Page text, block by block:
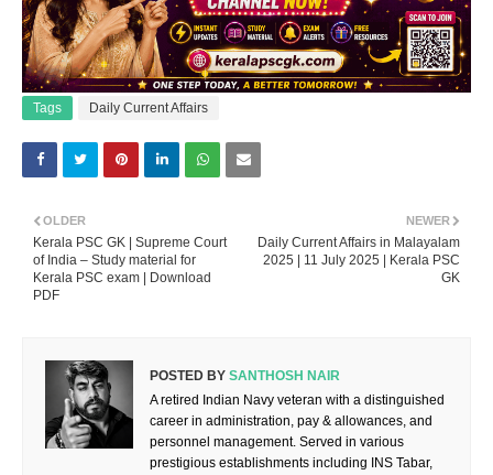
Tags Daily Current Affairs
NEWER
Daily Current Affairs in Malayalam
2025 | 11 July 2025 | Kerala PSC
GK
OLDER
Kerala PSC GK | Supreme Court
of India – Study material for
Kerala PSC exam | Download
PDF
POSTED BY SANTHOSH NAIR
A retired Indian Navy veteran with a distinguished
career in administration, pay & allowances, and
personnel management. Served in various
prestigious establishments including INS Tabar,